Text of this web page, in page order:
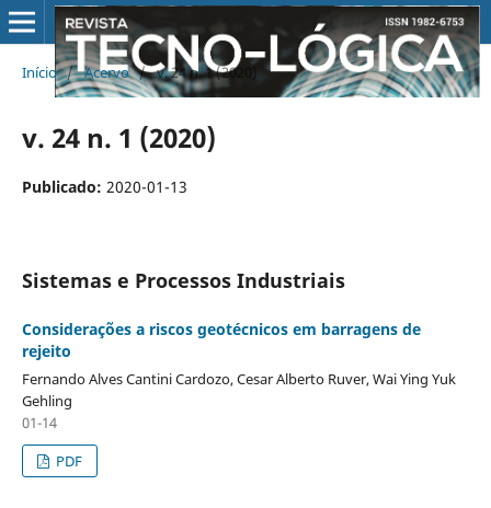
Início / Acervo / v. 24 n. 1 (2020)
v. 24 n. 1 (2020)
Publicado: 2020-01-13
Sistemas e Processos Industriais
Considerações a riscos geotécnicos em barragens de
rejeito
Fernando Alves Cantini Cardozo, Cesar Alberto Ruver, Wai Ying Yuk
Gehling
01-14
PDF